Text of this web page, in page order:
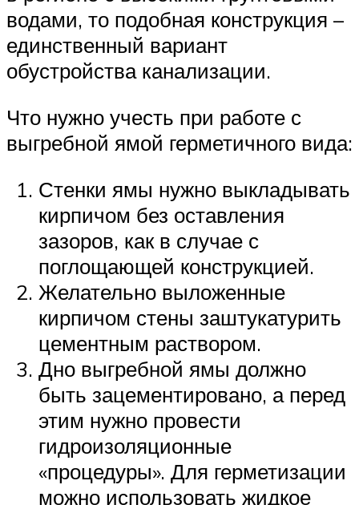
водами, то подобная конструкция –
единственный вариант
обустройства канализации.
Что нужно учесть при работе с
выгребной ямой герметичного вида:
Стенки ямы нужно выкладывать
кирпичом без оставления
зазоров, как в случае с
поглощающей конструкцией.
Желательно выложенные
кирпичом стены заштукатурить
цементным раствором.
Дно выгребной ямы должно
быть зацементировано, а перед
этим нужно провести
гидроизоляционные
«процедуры». Для герметизации
можно использовать жидкое